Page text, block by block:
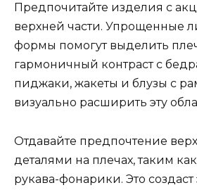
Предпочитайте изделия с
верхней части. Упрощенные
формы помогут выделить
гармоничный контраст с
пиджаки, жакеты и блузы с
визуально расширить эту
Отдавайте предпочтение
деталями на плечах, таким
рукава-фонарики. Это